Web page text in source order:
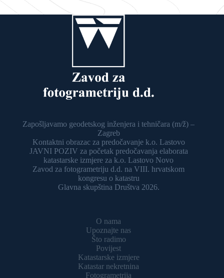
Zapošljavamo geodetskog inženjera i tehničara (m/ž) –
Zagreb
Kontaktni obrazac za predočavanje k.o. Lastovo
JAVNI POZIV za početak predočavanja elaborata
katastarske izmjere za k.o. Lastovo Novo
Zavod za fotogrametriju d.d. na VIII. hrvatskom
kongresu o katastru
Glavna skupština Društva 2026.
O nama
Upoznajte nas
Što radimo
Povijest
Katastarske izmjere
Katastar nekretnina
Fotogrametrija